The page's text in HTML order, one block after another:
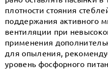
плотности стояния
поддержания активного
вентиляции при
применения
для опыления,
уровень фосфорного